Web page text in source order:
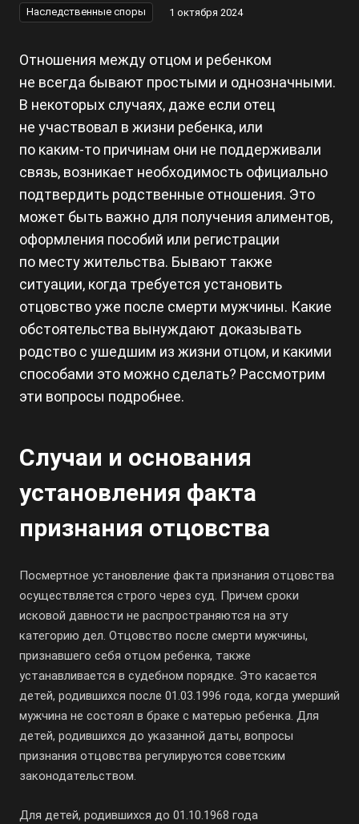
Наследственные споры 1 октября 2024
Отношения между отцом и ребенком
не всегда бывают простыми и однозначными.
В некоторых случаях, даже если отец
не участвовал в жизни ребенка, или
по каким-то причинам они не поддерживали
связь, возникает необходимость официально
подтвердить родственные отношения. Это
может быть важно для получения алиментов,
оформления пособий или регистрации
по месту жительства. Бывают также
ситуации, когда требуется установить
отцовство уже после смерти мужчины. Какие
обстоятельства вынуждают доказывать
родство с ушедшим из жизни отцом, и какими
способами это можно сделать? Рассмотрим
эти вопросы подробнее.
Случаи и основания
установления факта
признания отцовства
Посмертное установление факта признания отцовства
осуществляется строго через суд. Причем сроки
исковой давности не распространяются на эту
категорию дел. Отцовство после смерти мужчины,
признавшего себя отцом ребенка, также
устанавливается в судебном порядке. Это касается
детей, родившихся после 01.03.1996 года, когда умерший
мужчина не состоял в браке с матерью ребенка. Для
детей, родившихся до указанной даты, вопросы
признания отцовства регулируются советским
законодательством.
Для детей, родившихся до 01.10.1968 года